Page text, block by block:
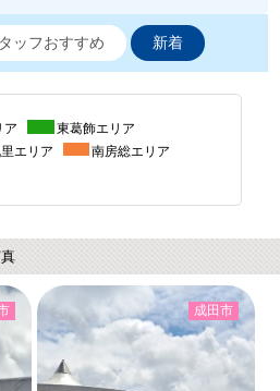
ッフおすすめ 新着
ア
東葛飾エリア
エリア
南房総エリア
成田市